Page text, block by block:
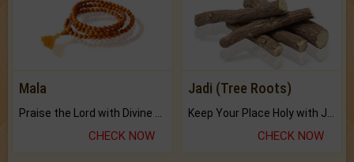
Mala
Praise the Lord with Divine Energies of Mala.
CHECK NOW
Jadi (Tree Roots)
Keep Your Place Holy with Jadi.
CHECK NOW